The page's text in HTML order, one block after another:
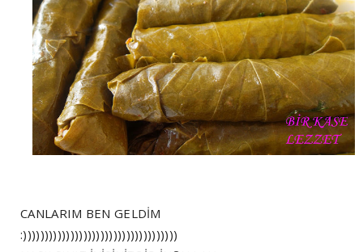
CANLARIM BEN GELDİM
:))))))))))))))))))))))))))))))))))))